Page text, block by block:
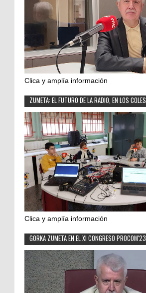
Clica y amplía información
ZUMETA: EL FUTURO DE LA RADIO, EN LOS COLES
Clica y amplía información
GORKA ZUMETA EN EL XI CONGRESO PROCOM'23